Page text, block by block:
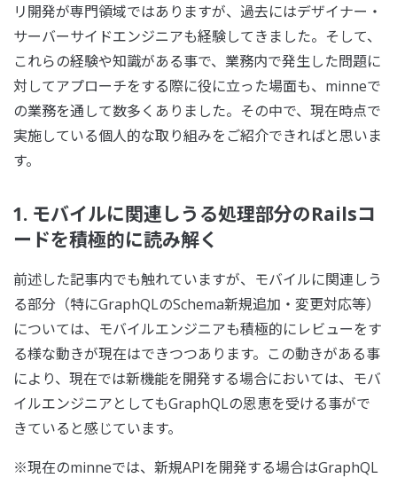
リ開発が専門領域ではありますが、過去にはデザイナー・
サーバーサイドエンジニアも経験してきました。そして、
これらの経験や知識がある事で、業務内で発生した問題に
対してアプローチをする際に役に立った場面も、minneで
の業務を通して数多くありました。その中で、現在時点で
実施している個人的な取り組みをご紹介できればと思いま
す。
1. モバイルに関連しうる処理部分のRailsコ
ードを積極的に読み解く
前述した記事内でも触れていますが、モバイルに関連しう
る部分（特にGraphQLのSchema新規追加・変更対応等）
については、モバイルエンジニアも積極的にレビューをす
る様な動きが現在はできつつあります。この動きがある事
により、現在では新機能を開発する場合においては、モバ
イルエンジニアとしてもGraphQLの恩恵を受ける事がで
きていると感じています。
※現在のminneでは、新規APIを開発する場合はGraphQL